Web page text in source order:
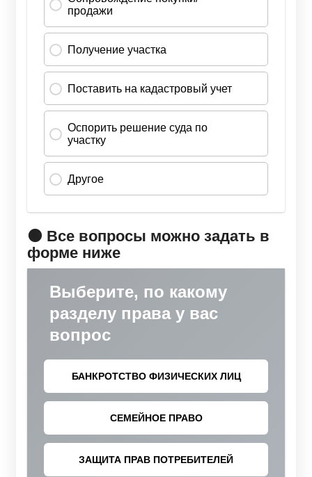
🟠 Все вопросы можно задать в
форме ниже